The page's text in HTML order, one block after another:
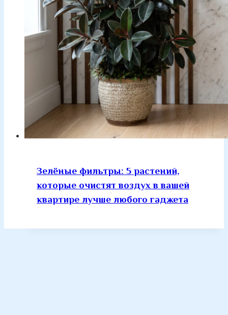
Зелёные фильтры: 5 растений,
которые очистят воздух в вашей
квартире лучше любого гаджета